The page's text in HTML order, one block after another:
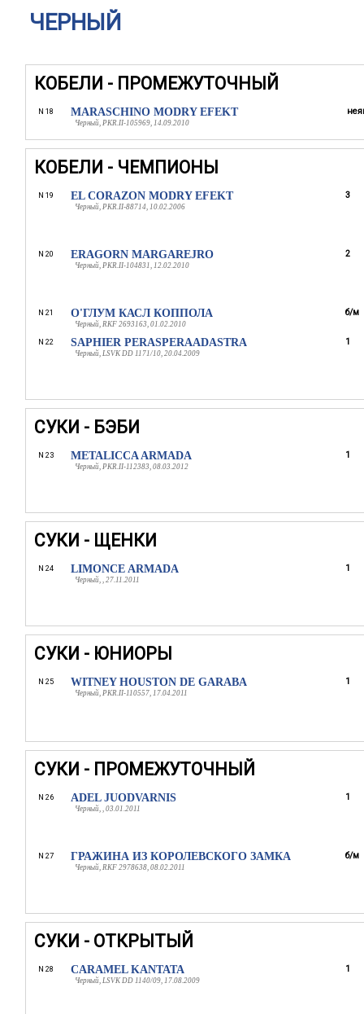
ЧЕРНЫЙ
КОБЕЛИ - ПРОМЕЖУТОЧНЫЙ
N 18 MARASCHINO MODRY EFEKT
Черный, PKR.II-105969, 14.09.2010
КОБЕЛИ - ЧЕМПИОНЫ
N 19 EL CORAZON MODRY EFEKT
Черный, PKR.II-88714, 10.02.2006
3
N 20 ERAGORN MARGAREJRO
Черный, PKR.II-104831, 12.02.2010
2
N 21 О'ГЛУМ КАСЛ КОППОЛА
Черный, RKF 2693163, 01.02.2010
б/м
N 22 SAPHIER PERASPERAADASTRA
Черный, LSVK DD 1171/10, 20.04.2009
1
СУКИ - БЭБИ
N 23 METALICCA ARMADA
Черный, PKR.II-112383, 08.03.2012
1
СУКИ - ЩЕНКИ
N 24 LIMONCE ARMADA
Черный, , 27.11.2011
1
СУКИ - ЮНИОРЫ
N 25 WITNEY HOUSTON DE GARABA
Черный, PKR.II-110557, 17.04.2011
1
СУКИ - ПРОМЕЖУТОЧНЫЙ
N 26 ADEL JUODVARNIS
Черный, , 03.01.2011
1
N 27 ГРАЖИНА ИЗ КОРОЛЕВСКОГО ЗАМКА
Черный, RKF 2978638, 08.02.2011
б/м
СУКИ - ОТКРЫТЫЙ
N 28 CARAMEL KANTATA
Черный, LSVK DD 1140/09, 17.08.2009
1